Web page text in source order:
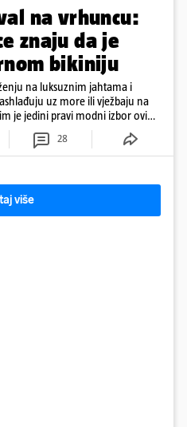
na vrhuncu:
znaju da je
bikiniju
na luksuznim jahtama i
uz more ili vježbaju na
je jedini pravi modni izbor ovih
28
više